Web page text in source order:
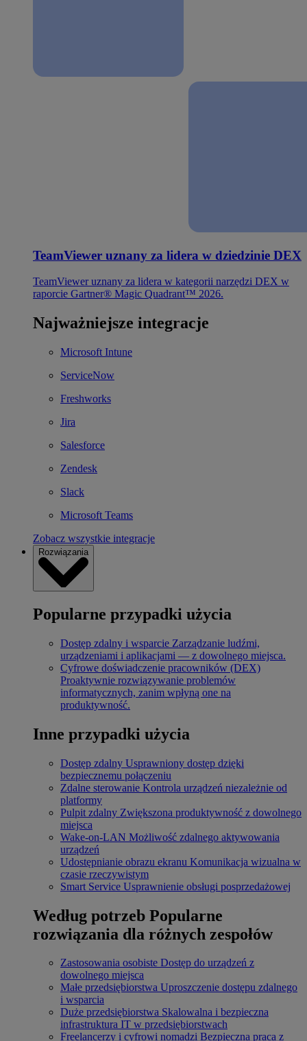
TeamViewer uznany za lidera w dziedzinie DEX
TeamViewer uznany za lidera w kategorii narzędzi DEX w
raporcie Gartner® Magic Quadrant™ 2026.
Najważniejsze integracje
Microsoft Intune
ServiceNow
Freshworks
Jira
Salesforce
Zendesk
Slack
Microsoft Teams
Zobacz wszystkie integracje
Rozwiązania
Popularne przypadki użycia
Dostęp zdalny i wsparcie Zarządzanie ludźmi,
urządzeniami i aplikacjami — z dowolnego miejsca.
Cyfrowe doświadczenie pracowników (DEX)
Proaktywnie rozwiązywanie problemów
informatycznych, zanim wpłyną one na
produktywność.
Inne przypadki użycia
Dostęp zdalny Usprawniony dostęp dzięki
bezpiecznemu połączeniu
Zdalne sterowanie Kontrola urządzeń niezależnie od
platformy
Pulpit zdalny Zwiększona produktywność z dowolnego
miejsca
Wake-on-LAN Możliwość zdalnego aktywowania
urządzeń
Udostępnianie obrazu ekranu Komunikacja wizualna w
czasie rzeczywistym
Smart Service Usprawnienie obsługi posprzedażowej
Według potrzeb Popularne
rozwiązania dla różnych zespołów
Zastosowania osobiste Dostęp do urządzeń z
dowolnego miejsca
Małe przedsiębiorstwa Uproszczenie dostępu zdalnego
i wsparcia
Duże przedsiębiorstwa Skalowalna i bezpieczna
infrastruktura IT w przedsiębiorstwach
Freelancerzy i cyfrowi nomadzi Bezpieczna praca z